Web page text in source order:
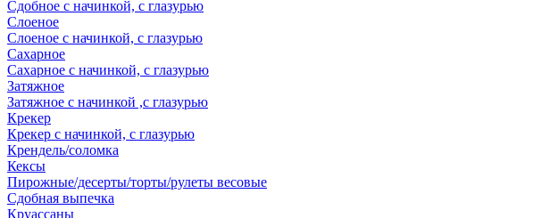
Сдобное с начинкой, с глазурью
Слоеное
Слоеное с начинкой, с глазурью
Сахарное
Сахарное с начинкой, с глазурью
Затяжное
Затяжное с начинкой ,с глазурью
Крекер
Крекер с начинкой, с глазурью
Крендель/соломка
Кексы
Пирожные/десерты/торты/рулеты весовые
Сдобная выпечка
Круассаны